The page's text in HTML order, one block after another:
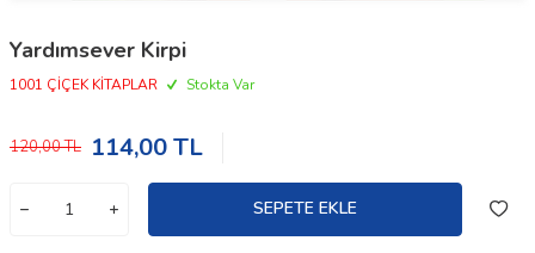
Yardımsever Kirpi
1001 ÇİÇEK KİTAPLAR Stokta Var
120,00TL 114,00TL
SEPETE EKLE